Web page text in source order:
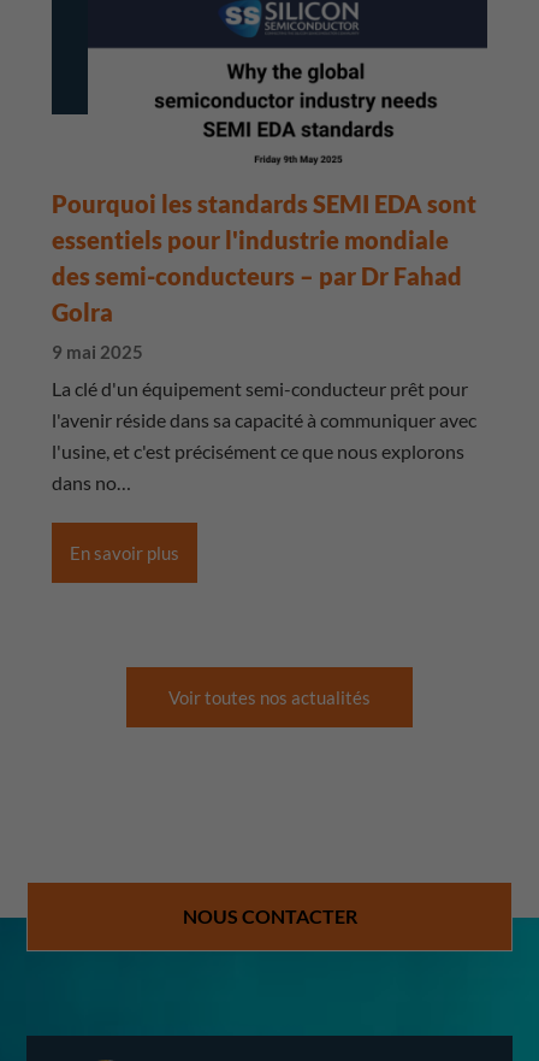
Pourquoi les standards SEMI EDA sont
essentiels pour l'industrie mondiale
des semi-conducteurs – par Dr Fahad
Golra
9 mai 2025
La clé d'un équipement semi-conducteur prêt pour
l'avenir réside dans sa capacité à communiquer avec
l'usine, et c'est précisément ce que nous explorons
dans no…
En savoir plus
Voir toutes nos actualités
NOUS CONTACTER